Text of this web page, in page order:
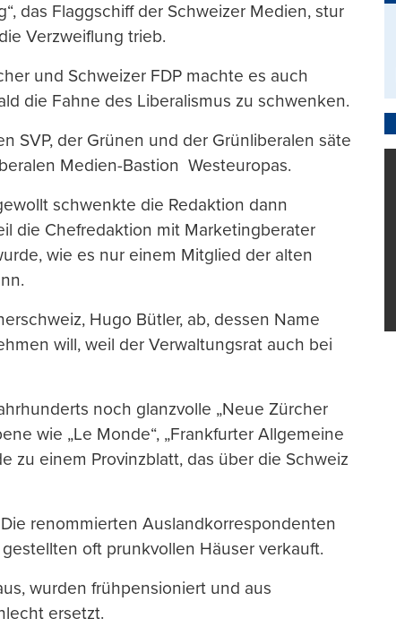
das Flaggschiff der Schweizer Medien, stur
Verzweiflung trieb.
und Schweizer FDP machte es auch
die Fahne des Liberalismus zu schwenken.
SVP, der Grünen und der Grünliberalen säte
Medien-Bastion Westeuropas.
schwenkte die Redaktion dann
die Chefredaktion mit Marketingberater
wie es nur einem Mitglied der alten
Hugo Bütler, ab, dessen Name
will, weil der Verwaltungsrat auch bei
noch glanzvolle „Neue Zürcher
wie „Le Monde“, „Frankfurter Allgemeine
zu einem Provinzblatt, das über die Schweiz
renommierten Auslandkorrespondenten
oft prunkvollen Häuser verkauft.
wurden frühpensioniert und aus
ersetzt.